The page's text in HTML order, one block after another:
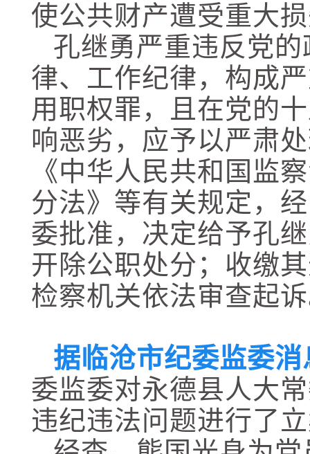
使公共财产遭受重大
孔继勇严重违反党
律、工作纪律，构成
用职权罪，且在党的
响恶劣，应予以严肃
《中华人民共和国监
分法》等有关规定，
委批准，决定给予孔
开除公职处分；收缴
检察机关依法审查起
据临沧市纪委监委消
委监委对永德县人大
违纪违法问题进行了